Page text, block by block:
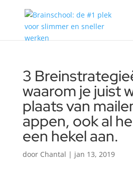
3
waarom je juist
plaats van
appen, ook al
een hekel aan.
door Chantal | jan 13, 2019